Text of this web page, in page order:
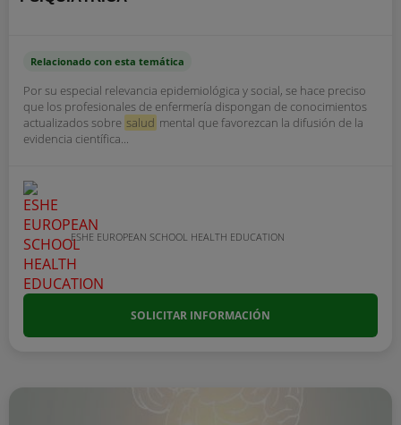
Relacionado con esta temática
Por su especial relevancia epidemiológica y social, se hace preciso
que los profesionales de enfermería dispongan de conocimientos
actualizados sobre salud mental que favorezcan la difusión de la
evidencia científica...
ESHE EUROPEAN SCHOOL HEALTH EDUCATION
SOLICITAR INFORMACIÓN